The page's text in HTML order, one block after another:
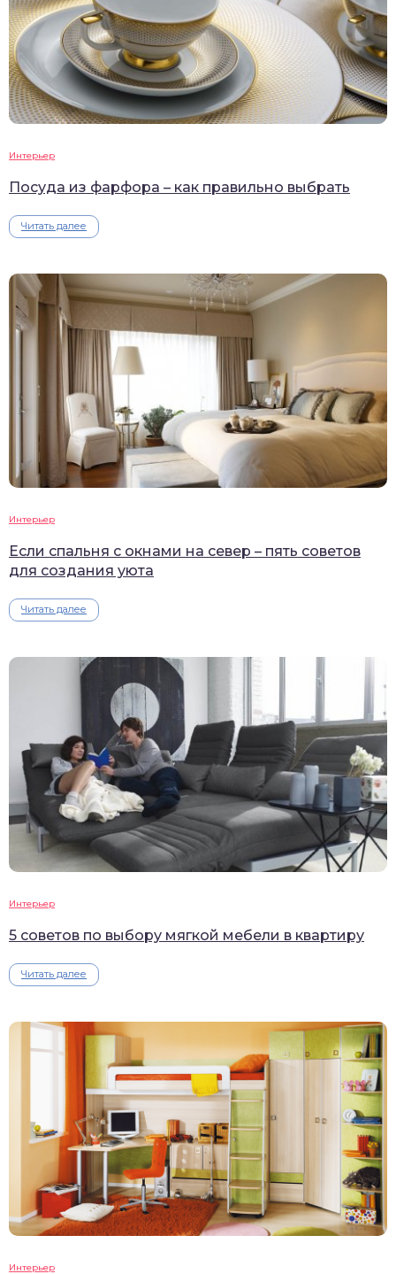
Интерьер
Посуда из фарфора – как правильно выбрать
Читать далее
Интерьер
Если спальня с окнами на север – пять советов
для создания уюта
Читать далее
Интерьер
5 советов по выбору мягкой мебели в квартиру
Читать далее
Интерьер